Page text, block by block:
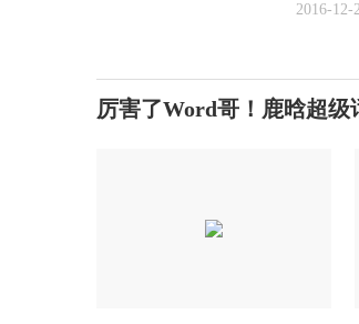
2016-12-
厉害了Word哥！鹿晗超